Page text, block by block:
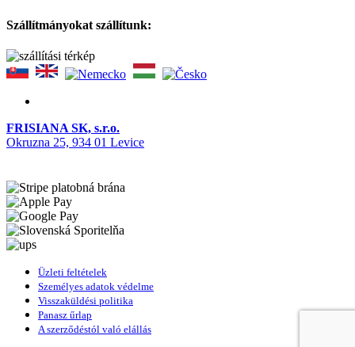
Szállítmányokat szállítunk:
FRISIANA SK, s.r.o.
Okruzna 25, 934 01 Levice
Üzleti feltételek
Személyes adatok védelme
Visszaküldési politika
Panasz űrlap
A szerződéstól való elállás